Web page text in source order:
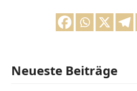
Neueste Beiträge